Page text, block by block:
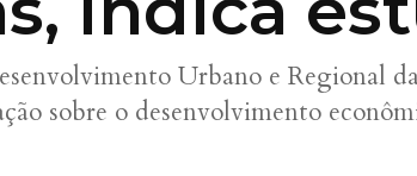
Urbano e Regional
sobre o desenvolvimento